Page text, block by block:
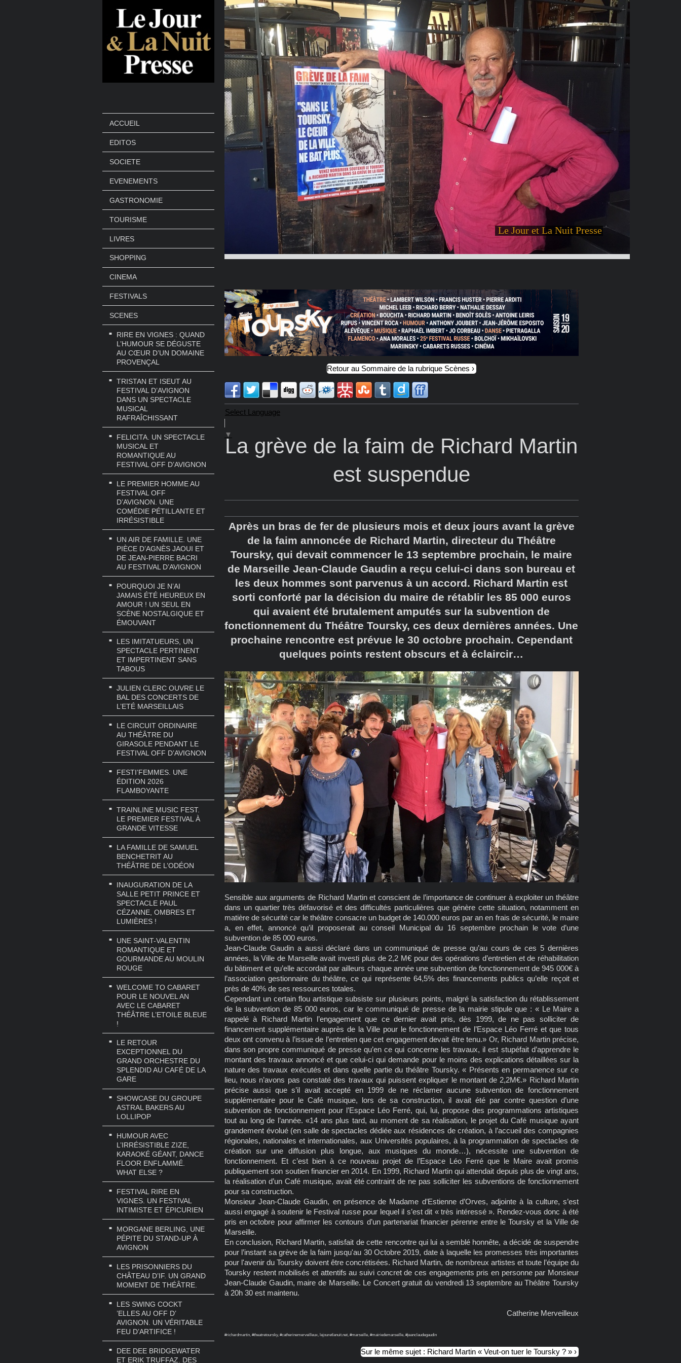
ACCUEIL
EDITOS
SOCIETE
EVENEMENTS
GASTRONOMIE
TOURISME
LIVRES
SHOPPING
CINEMA
FESTIVALS
SCENES
RIRE EN VIGNES : QUAND
L’HUMOUR SE DÉGUSTE
AU CŒUR D’UN DOMAINE
PROVENÇAL
TRISTAN ET ISEUT AU
FESTIVAL D’AVIGNON
DANS UN SPECTACLE
MUSICAL
RAFRAÎCHISSANT
FELICITA. UN SPECTACLE
MUSICAL ET
ROMANTIQUE AU
FESTIVAL OFF D’AVIGNON
LE PREMIER HOMME AU
FESTIVAL OFF
D’AVIGNON. UNE
COMÉDIE PÉTILLANTE ET
IRRÉSISTIBLE
UN AIR DE FAMILLE. UNE
PIÈCE D’AGNÈS JAOUI ET
DE JEAN-PIERRE BACRI
AU FESTIVAL D’AVIGNON
POURQUOI JE N’AI
JAMAIS ÉTÉ HEUREUX EN
AMOUR ! UN SEUL EN
SCÈNE NOSTALGIQUE ET
ÉMOUVANT
LES IMITATUEURS, UN
SPECTACLE PERTINENT
ET IMPERTINENT SANS
TABOUS
JULIEN CLERC OUVRE LE
BAL DES CONCERTS DE
L’ETÉ MARSEILLAIS
LE CIRCUIT ORDINAIRE
AU THÉÂTRE DU
GIRASOLE PENDANT LE
FESTIVAL OFF D’AVIGNON
FESTI’FEMMES. UNE
ÉDITION 2026
FLAMBOYANTE
TRAINLINE MUSIC FEST.
LE PREMIER FESTIVAL À
GRANDE VITESSE
LA FAMILLE DE SAMUEL
BENCHETRIT AU
THÉÂTRE DE L’ODÉON
INAUGURATION DE LA
SALLE PETIT PRINCE ET
SPECTACLE PAUL
CÉZANNE, OMBRES ET
LUMIÈRES !
UNE SAINT-VALENTIN
ROMANTIQUE ET
GOURMANDE AU MOULIN
ROUGE
WELCOME TO CABARET
POUR LE NOUVEL AN
AVEC LE CABARET
THÉÂTRE L’ETOILE BLEUE
!
LE RETOUR
EXCEPTIONNEL DU
GRAND ORCHESTRE DU
SPLENDID AU CAFÉ DE LA
GARE
SHOWCASE DU GROUPE
ASTRAL BAKERS AU
LOLLIPOP
HUMOUR AVEC
L’IRRÉSISTIBLE ZIZE,
KARAOKÉ GÉANT, DANCE
FLOOR ENFLAMMÉ.
WHAT ELSE ?
FESTIVAL RIRE EN
VIGNES. UN FESTIVAL
INTIMISTE ET ÉPICURIEN
MORGANE BERLING, UNE
PÉPITE DU STAND-UP À
AVIGNON
LES PRISONNIERS DU
CHÂTEAU D’IF. UN GRAND
MOMENT DE THÉÂTRE.
LES SWING COCKT
’ELLES AU OFF D’
AVIGNON. UN VÉRITABLE
FEU D’ARTIFICE !
DEE DEE BRIDGEWATER
ET ERIK TRUFFAZ. DES
Le Jour et La Nuit Presse
Retour au Sommaire de la rubrique Scènes
Select Language
▼
La grève de la faim de Richard Martin
est suspendue
Après un bras de fer de plusieurs mois et deux jours avant la grève
de la faim annoncée de Richard Martin, directeur du Théâtre
Toursky, qui devait commencer le 13 septembre prochain, le maire
de Marseille Jean-Claude Gaudin a reçu celui-ci dans son bureau et
les deux hommes sont parvenus à un accord. Richard Martin est
sorti conforté par la décision du maire de rétablir les 85 000 euros
qui avaient été brutalement amputés sur la subvention de
fonctionnement du Théâtre Toursky, ces deux dernières années. Une
prochaine rencontre est prévue le 30 octobre prochain. Cependant
quelques points restent obscurs et à éclaircir…
Sensible aux arguments de Richard Martin et conscient de l’importance de continuer à exploiter un théâtre
dans un quartier très défavorisé et des difficultés particulières que génère cette situation, notamment en
matière de sécurité car le théâtre consacre un budget de 140.000 euros par an en frais de sécurité, le maire
a, en effet, annoncé qu’il proposerait au conseil Municipal du 16 septembre prochain le vote d’une
subvention de 85 000 euros.
Jean-Claude Gaudin a aussi déclaré dans un communiqué de presse qu’au cours de ces 5 dernières
années, la Ville de Marseille avait investi plus de 2,2 M€ pour des opérations d’entretien et de réhabilitation
du bâtiment et qu’elle accordait par ailleurs chaque année une subvention de fonctionnement de 945 000€ à
l’association gestionnaire du théâtre, ce qui représente 64,5% des financements publics qu’elle reçoit et
près de 40% de ses ressources totales.
Cependant un certain flou artistique subsiste sur plusieurs points, malgré la satisfaction du rétablissement
de la subvention de 85 000 euros, car le communiqué de presse de la mairie stipule que : « Le Maire a
rappelé à Richard Martin l’engagement que ce dernier avait pris, dès 1999, de ne pas solliciter de
financement supplémentaire auprès de la Ville pour le fonctionnement de l’Espace Léo Ferré et que tous
deux ont convenu à l’issue de l’entretien que cet engagement devait être tenu.» Or, Richard Martin précise,
dans son propre communiqué de presse qu’en ce qui concerne les travaux, il est stupéfait d’apprendre le
montant des travaux annoncé et que celui-ci qui demande pour le moins des explications détaillées sur la
nature des travaux exécutés et dans quelle partie du théâtre Toursky. « Présents en permanence sur ce
lieu, nous n’avons pas constaté des travaux qui puissent expliquer le montant de 2,2M€.» Richard Martin
précise aussi que s’il avait accepté en 1999 de ne réclamer aucune subvention de fonctionnement
supplémentaire pour le Café musique, lors de sa construction, il avait été par contre question d’une
subvention de fonctionnement pour l’Espace Léo Ferré, qui, lui, propose des programmations artistiques
tout au long de l’année. «14 ans plus tard, au moment de sa réalisation, le projet du Café musique ayant
grandement évolué (en salle de spectacles dédiée aux résidences de création, à l’accueil des compagnies
régionales, nationales et internationales, aux Universités populaires, à la programmation de spectacles de
création sur une diffusion plus longue, aux musiques du monde…), nécessite une subvention de
fonctionnement. Et c’est bien à ce nouveau projet de l’Espace Léo Ferré que le Maire avait promis
publiquement son soutien financier en 2014. En 1999, Richard Martin qui attendait depuis plus de vingt ans,
la réalisation d’un Café musique, avait été contraint de ne pas solliciter les subventions de fonctionnement
pour sa construction.
Monsieur Jean-Claude Gaudin, en présence de Madame d’Estienne d’Orves, adjointe à la culture, s’est
aussi engagé à soutenir le Festival russe pour lequel il s’est dit « très intéressé ». Rendez-vous donc à été
pris en octobre pour affirmer les contours d’un partenariat financier pérenne entre le Toursky et la Ville de
Marseille.
En conclusion, Richard Martin, satisfait de cette rencontre qui lui a semblé honnête, a décidé de suspendre
pour l’instant sa grève de la faim jusqu'au 30 Octobre 2019, date à laquelle les promesses très importantes
pour l'avenir du Toursky doivent être concrétisées. Richard Martin, de nombreux artistes et toute l’équipe du
Toursky restent mobilisés et attentifs au suivi concret de ces engagements pris en personne par Monsieur
Jean-Claude Gaudin, maire de Marseille. Le Concert gratuit du vendredi 13 septembre au Théâtre Toursky
à 20h 30 est maintenu.
Catherine Merveilleux
#richardmartin, #theatretoursky, #catherinemerveilleux, lejouretlanuit.net, #marseille, #mairiedemarseille, #jeanclaudegaudin
Sur le même sujet : Richard Martin « Veut-on tuer le Toursky ? »